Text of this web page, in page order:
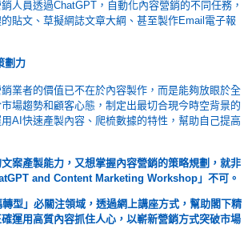
人員透過ChatGPT，自動化內容營銷的不同任務，
貼文、草擬網誌文章大綱、甚至製作Email電子報
劃力
業者的價值已不在於內容製作，而是能夠放眼於全
場趨勢和顧客心態，制定出最切合現今時空背景的
AI快速產製內容、爬梳數據的特性，幫助自己提高
案產製能力，又想掌握內容營銷的策略規劃，就非
and Content Marketing Workshop」不可。
型」必關注領域，透過網上講座方式，幫助閣下精
運用高質內容抓住人心，以嶄新營銷方式突破市場